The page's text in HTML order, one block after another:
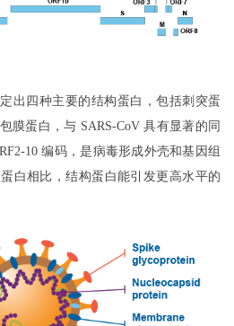
出四种主要的结构蛋白，包括刺突蛋
膜蛋白，与 SARS-CoV 具有显著的同
10 编码，是病毒形成外壳和基因组
白相比，结构蛋白能引发更高水平的